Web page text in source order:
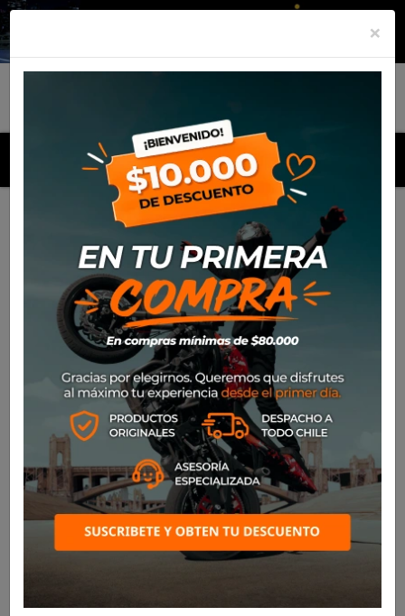
MENU
Productos
Soportes laterales SW Motech Evo
Honda XL 700 V Transalp (2007-12)
×